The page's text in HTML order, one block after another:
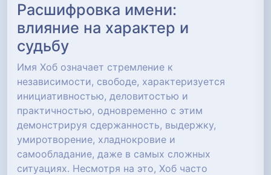
Расшифровка имени:
влияние на характер и
судьбу
Имя Хоб означает стремление к
независимости, свободе, характеризуется
инициативностью, деловитостью и
практичностью, одновременно с этим
демонстрируя сдержанность, выдержку,
умиротворение, хладнокровие и
самообладание, даже в самых сложных
ситуациях. Несмотря на это, Хоб часто